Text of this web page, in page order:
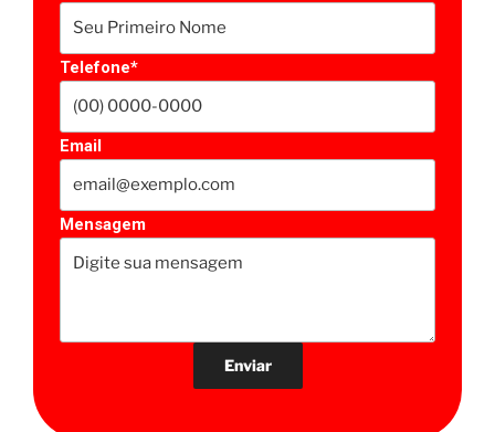
Telefone*
Email
Mensagem